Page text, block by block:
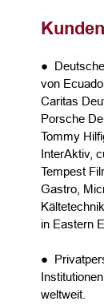
●
von
Caritas
Porsche
Tommy
InterAktiv,
Tempest
Gastro,
in Eastern
●
weltweit.